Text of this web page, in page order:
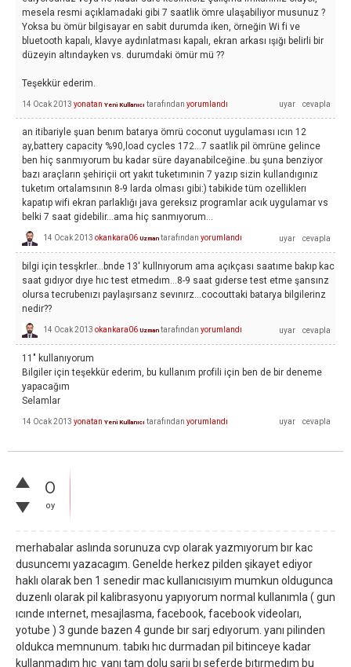
mesela resmi açıklamadaki gibi 7 saatlik ömre ulaşabiliyor musunuz ?
Yoksa bu ömür bilgisayar en sabit durumda iken, örneğin Wi fi ve
bluetooth kapalı, klavye aydınlatması kapalı, ekran arkası ışığı belirli bir
düzeyin altındayken vs. durumdaki ömür mü ??
Teşekkür ederim.
14 Ocak 2013 yonatan Yeni Kullanıcı tarafından yorumlandı
an itibariyle şuan benım batarya ömrü coconut uygulaması ıcın 12
ay,battery capacity %90,load cycles 172...7 saatlik pil ömrüne gelince
ben hiç sanmıyorum bu kadar süre dayanabilceğine..bu şuna benziyor
bazı araçların şehiriçii ort yakıt tuketımınin 7 yazıp sizin kullandıgınız
tuketım ortalamsının 8-9 larda olması gibi:) tabikide tüm ozelliklerı
kapatıp wifi ekran parlaklığı java gereksız programlar acık uygulamar vs
belki 7 saat gidebilir...ama hiç sanmıyorum...
14 Ocak 2013 okankara06 Uzman tarafından yorumlandı
bilgi için tesşkrler...bnde 13' kullnıyorum ama açıkçası saatıme bakıp kac
saat gıdıyor dıye hıc test etmedım...8-9 saat gıderse test etme şansınz
olursa tecrubenızı paylaşırsanz sevınırz...cocouttaki batarya bilgilerinz
nedir??
14 Ocak 2013 okankara06 Uzman tarafından yorumlandı
11" kullanıyorum
Bilgiler için teşekkür ederim, bu kullanım profili için ben de bir deneme
yapacağım
Selamlar
14 Ocak 2013 yonatan Yeni Kullanıcı tarafından yorumlandı
0
oy
merhabalar aslında sorunuza cvp olarak yazmıyorum bır kac
dusuncemı yazacagım. Genelde herkez pilden şikayet ediyor
haklı olarak ben 1 senedir mac kullanıcısıyım mumkun oldugunca
duzenlı olarak pil kalibrasyonu yapıyorum normal kullanımla ( gun
ıcınde ınternet, mesajlasma, facebook, facebook videoları,
yotube ) 3 gunde bazen 4 gunde bır sarj edıyorum. yanı pilinden
oldukca memnunum. tabıkı hıc durmadan pil bitinceye kadar
kullanmadım hıc yanı tam dolu sarjı bı seferde bıtırmedım bu